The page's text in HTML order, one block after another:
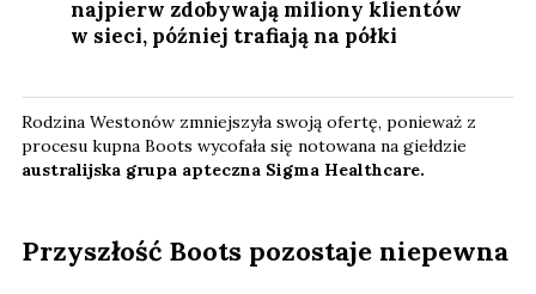
najpierw zdobywają miliony klientów
w sieci, później trafiają na półki
Rodzina Westonów zmniejszyła swoją ofertę, ponieważ z
procesu kupna Boots wycofała się notowana na giełdzie
australijska grupa apteczna Sigma Healthcare.
Przyszłość Boots pozostaje niepewna